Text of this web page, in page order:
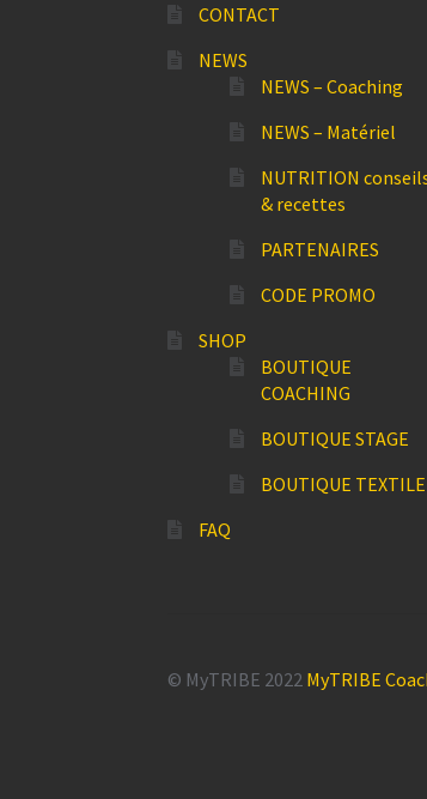
CONTACT
NEWS
NEWS – Coaching
NEWS – Matériel
NUTRITION
& recettes
PARTENAIRES
CODE PROMO
SHOP
BOUTIQUE
COACHING
BOUTIQUE STAGE
BOUTIQUE TEXTILE
FAQ
© MyTRIBE 2022 MyTRIBE